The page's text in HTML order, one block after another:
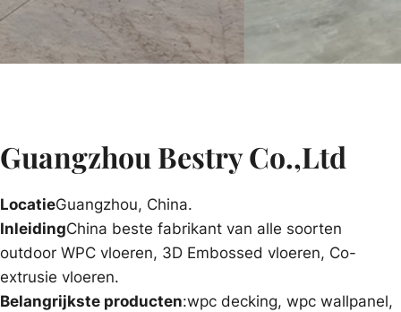
Guangzhou Bestry Co.,Ltd
LocatieGuangzhou, China.
InleidingChina beste fabrikant van alle soorten
outdoor WPC vloeren, 3D Embossed vloeren, Co-
extrusie vloeren.
Belangrijkste producten:wpc decking, wpc wallpanel,